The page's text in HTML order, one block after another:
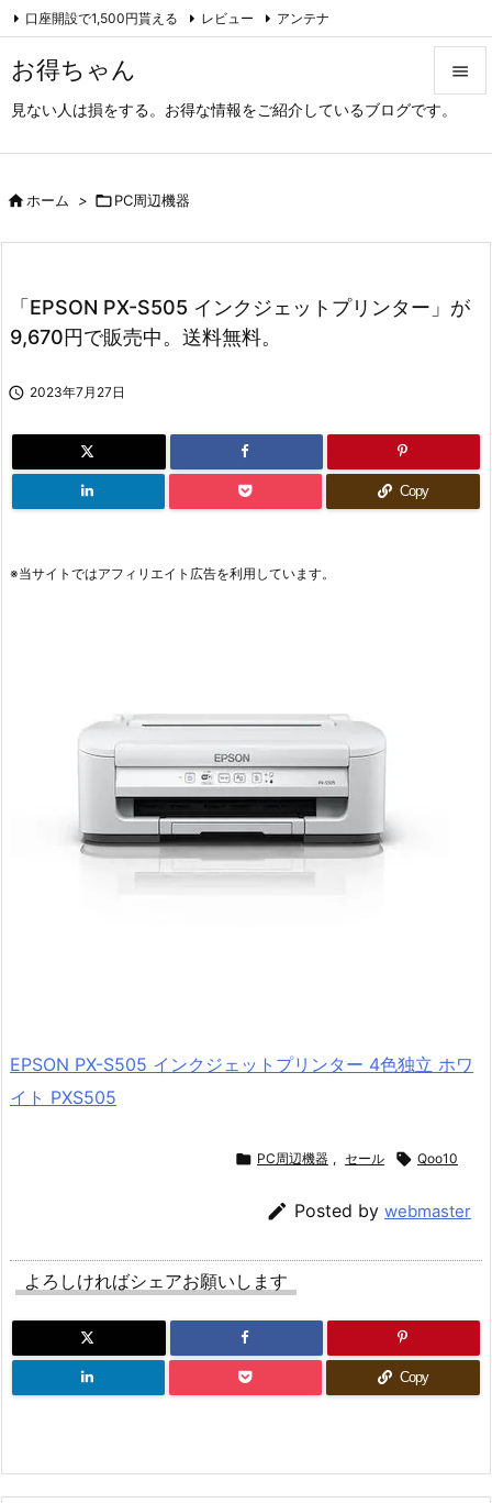
お得ちゃん
見ない人は損をする。お得な情報をご紹介しているブログです。

次へ
口座開設で1,500円貰える レビュー アンテナ
アーカイブ（旧サイト）
ホーム > PC周辺機器
「EPSON PX-S505 インクジェットプリンター」が
9,670円で販売中。送料無料。
 2023年7月27日
Copy
※当サイトではアフィリエイト広告を利用しています。
EPSON PX-S505 インクジェットプリンター 4色独立 ホワ
イト PXS505
 PC周辺機器 , セール  Qoo10
 Posted by webmaster
よろしければシェアお願いします
Copy